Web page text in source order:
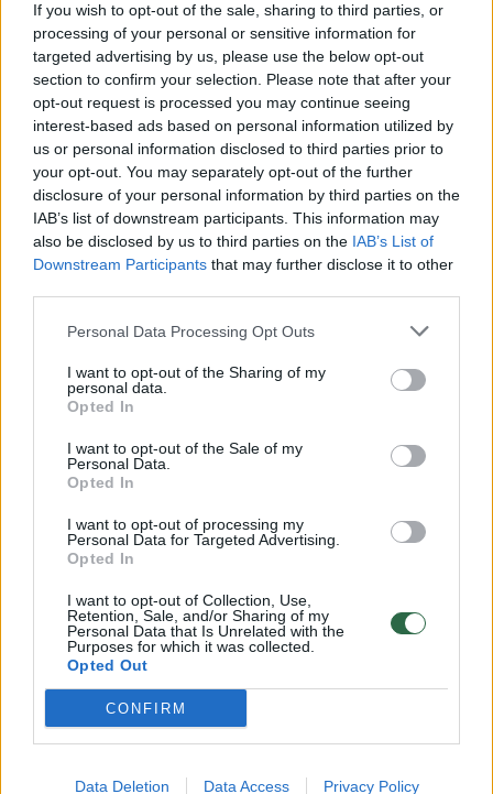
If you wish to opt-out of the sale, sharing to third parties, or
processing of your personal or sensitive information for
targeted advertising by us, please use the below opt-out
section to confirm your selection. Please note that after your
opt-out request is processed you may continue seeing
interest-based ads based on personal information utilized by
us or personal information disclosed to third parties prior to
your opt-out. You may separately opt-out of the further
disclosure of your personal information by third parties on the
IAB’s list of downstream participants. This information may
also be disclosed by us to third parties on the IAB’s List of
Downstream Participants that may further disclose it to other
Personal Data Processing Opt Outs
I want to opt-out of the Sharing of my
personal data.
Opted In
I want to opt-out of the Sale of my
Personal Data.
Opted In
I want to opt-out of processing my
Personal Data for Targeted Advertising.
Opted In
I want to opt-out of Collection, Use,
Retention, Sale, and/or Sharing of my
Personal Data that Is Unrelated with the
Purposes for which it was collected.
Opted Out
CONFIRM
Data Deletion Data Access Privacy Policy
Gyvenimo būdas
00:00:51
Vos kelioms minutėms išėjęs vyras vėliau namuose
išvydo pragarišką vaizdą
Žinios Gyvenimo būdas
00:00:49
Šokiruojantis elgesys – tėvas savo dukrą pririšo prie
automobilio galo
00:00:57
Su mergina pasisveikinęs vaikinas vėliau pabūgo dėl
savo gyvybės
Žinios | Pasaulis
Kol dar ne vėlu: jausminga tėvo ir dukros akimirka
suvirpino tūkstančių širdis
Tokios dukros vargu, ar norėtų kiekvienas tėvas – vyrą
vis sukausto baimė
00:01:14